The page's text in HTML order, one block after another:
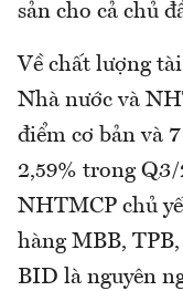
sản cho cả chủ
Về chất lượng
Nhà nước và
điểm cơ bản và
2,59% trong
NHTMCP chủ
hàng MBB,
BID là nguyên